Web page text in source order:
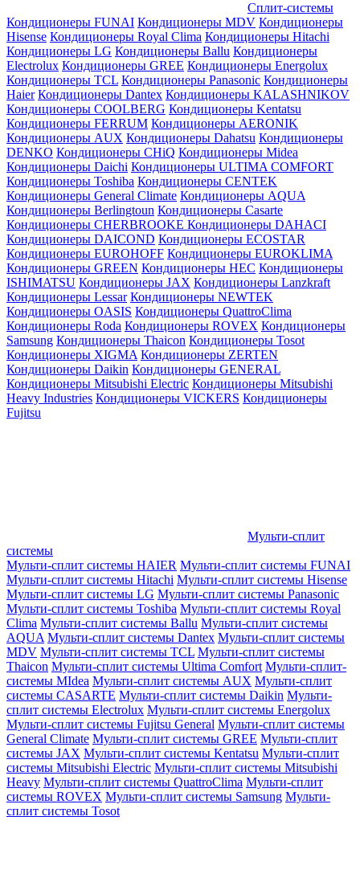
Сплит-системы
Кондиционеры FUNAI Кондиционеры MDV Кондиционеры
Hisense Кондиционеры Royal Clima Кондиционеры Hitachi
Кондиционеры LG Кондиционеры Ballu Кондиционеры
Electrolux Кондиционеры GREE Кондиционеры Energolux
Кондиционеры TCL Кондиционеры Panasonic Кондиционеры
Haier Кондиционеры Dantex Кондиционеры KALASHNIKOV
Кондиционеры СOOLBERG Кондиционеры Kentatsu
Кондиционеры FERRUM Кондиционеры AERONIK
Кондиционеры AUX Кондиционеры Dahatsu Кондиционеры
DENKO Кондиционеры CHiQ Кондиционеры Midea
Кондиционеры Daichi Кондиционеры ULTIMA COMFORT
Кондиционеры Toshiba Кондиционеры CENTEK
Кондиционеры General Climate Кондиционеры AQUA
Кондиционеры Berlingtoun Кондиционеры Casarte
Кондиционеры CHERBROOKE Кондиционеры DAHACI
Кондиционеры DAICOND Кондиционеры ECOSTAR
Кондиционеры EUROHOFF Кондиционеры EUROKLIMA
Кондиционеры GREEN Кондиционеры HEC Кондиционеры
ISHIMATSU Кондиционеры JAX Кондиционеры Lanzkraft
Кондиционеры Lessar Кондиционеры NEWTEK
Кондиционеры OASIS Кондиционеры QuattroClima
Кондиционеры Roda Кондиционеры ROVEX Кондиционеры
Samsung Кондиционеры Thaicon Кондиционеры Tosot
Кондиционеры XIGMA Кондиционеры ZERTEN
Кондиционеры Daikin Кондиционеры GENERAL
Кондиционеры Mitsubishi Electric Кондиционеры Mitsubishi
Heavy Industries Кондиционеры VICKERS Кондиционеры
Fujitsu
Мульти-сплит
системы
Мульти-сплит системы HAIER Мульти-сплит системы FUNAI
Мульти-сплит системы Hitachi Мульти-сплит системы Hisense
Мульти-сплит системы LG Мульти-сплит системы Panasonic
Мульти-сплит системы Toshiba Мульти-сплит системы Royal
Clima Мульти-сплит системы Ballu Мульти-сплит системы
AQUA Мульти-сплит системы Dantex Мульти-сплит системы
MDV Мульти-сплит системы TCL Мульти-сплит системы
Thaicon Мульти-сплит системы Ultima Comfort Мульти-сплит-
системы MIdea Мульти-сплит системы AUX Мульти-сплит
системы CASARTE Мульти-сплит системы Daikin Мульти-
сплит системы Electrolux Мульти-сплит системы Energolux
Мульти-сплит системы Fujitsu General Мульти-сплит системы
General Climate Мульти-сплит системы GREE Мульти-сплит
системы JAX Мульти-сплит системы Kentatsu Мульти-сплит
системы Mitsubishi Electric Мульти-сплит системы Mitsubishi
Heavy Мульти-сплит системы QuattroClima Мульти-сплит
системы ROVEX Мульти-сплит системы Samsung Мульти-
сплит системы Tosot